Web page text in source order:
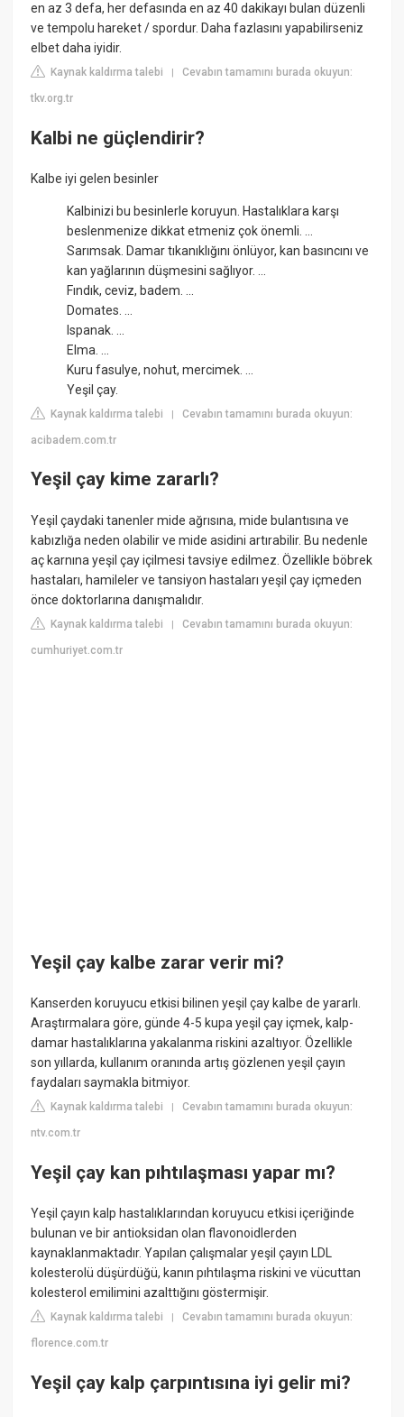
en az 3 defa, her defasında en az 40 dakikayı bulan düzenli
ve tempolu hareket / spordur. Daha fazlasını yapabilirseniz
elbet daha iyidir.
Kaynak kaldırma talebi |Cevabın tamamını burada okuyun:
tkv.org.tr
Kalbi ne güçlendirir?
Kalbe iyi gelen besinler
Kalbinizi bu besinlerle koruyun. Hastalıklara karşı
beslenmenize dikkat etmeniz çok önemli. ...
Sarımsak. Damar tıkanıklığını önlüyor, kan basıncını ve
kan yağlarının düşmesini sağlıyor. ...
Fındık, ceviz, badem. ...
Domates. ...
Ispanak. ...
Elma. ...
Kuru fasulye, nohut, mercimek. ...
Yeşil çay.
Kaynak kaldırma talebi |Cevabın tamamını burada okuyun:
acibadem.com.tr
Yeşil çay kime zararlı?
Yeşil çaydaki tanenler mide ağrısına, mide bulantısına ve
kabızlığa neden olabilir ve mide asidini artırabilir. Bu nedenle
aç karnına yeşil çay içilmesi tavsiye edilmez. Özellikle böbrek
hastaları, hamileler ve tansiyon hastaları yeşil çay içmeden
önce doktorlarına danışmalıdır.
Kaynak kaldırma talebi |Cevabın tamamını burada okuyun:
cumhuriyet.com.tr
Yeşil çay kalbe zarar verir mi?
Kanserden koruyucu etkisi bilinen yeşil çay kalbe de yararlı.
Araştırmalara göre, günde 4-5 kupa yeşil çay içmek, kalp-
damar hastalıklarına yakalanma riskini azaltıyor. Özellikle
son yıllarda, kullanım oranında artış gözlenen yeşil çayın
faydaları saymakla bitmiyor.
Kaynak kaldırma talebi |Cevabın tamamını burada okuyun:
ntv.com.tr
Yeşil çay kan pıhtılaşması yapar mı?
Yeşil çayın kalp hastalıklarından koruyucu etkisi içeriğinde
bulunan ve bir antioksidan olan flavonoidlerden
kaynaklanmaktadır. Yapılan çalışmalar yeşil çayın LDL
kolesterolü düşürdüğü, kanın pıhtılaşma riskini ve vücuttan
kolesterol emilimini azalttığını göstermişir.
Kaynak kaldırma talebi |Cevabın tamamını burada okuyun:
florence.com.tr
Yeşil çay kalp çarpıntısına iyi gelir mi?